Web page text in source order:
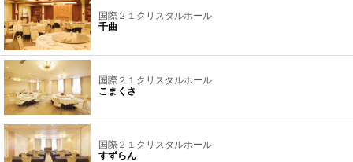
国際２１クリスタルホール
千曲
国際２１クリスタルホール
こまくさ
国際２１クリスタルホール
すずらん